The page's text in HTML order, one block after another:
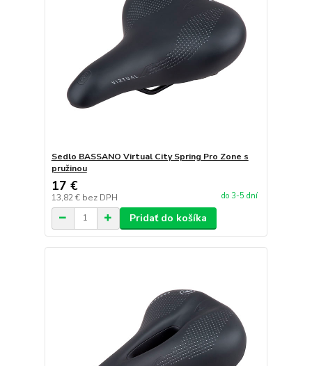
Sedlo BASSANO Virtual City Spring Pro Zone s
pružinou
17 €
13,82 € bez DPH do 3-5 dní
Pridať do košíka